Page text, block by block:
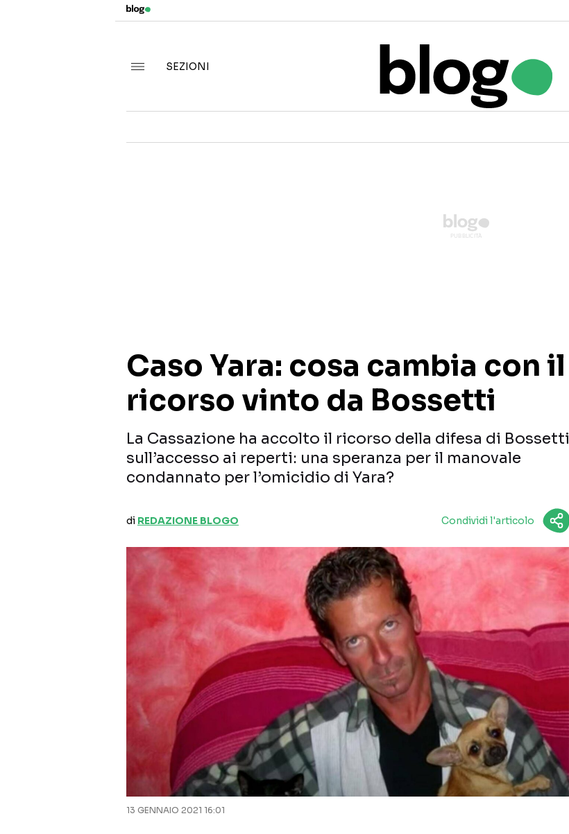
SEZIONI
Caso Yara: cosa cambia con il
ricorso vinto da Bossetti
La Cassazione ha accolto il ricorso della difesa di Bossetti
sull’accesso ai reperti: una speranza per il manovale
condannato per l’omicidio di Yara?
di REDAZIONE BLOGO Condividi l'articolo
13 GENNAIO 2021 16:01